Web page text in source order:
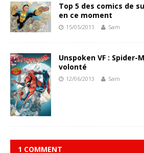
Top 5 des comics de
en ce moment
15/05/2011 Sam
Unspoken VF : Spider-
volonté
12/06/2013 Sam
1 COMMENT